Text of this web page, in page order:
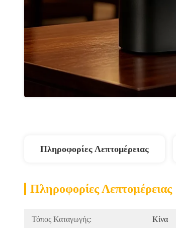
Πληροφορίες Λεπτομέρειας
Πληροφορίες Λεπτομέρειας
Τόπος Καταγωγής: Κίνα